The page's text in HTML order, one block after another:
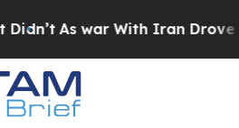
As war With Iran Drove oil